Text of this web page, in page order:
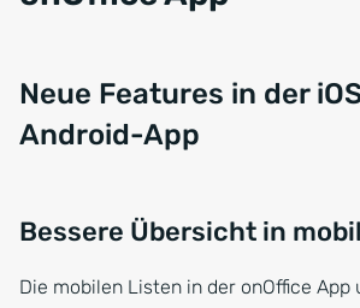
Neue Features in der
Android-App
Bessere Übersicht in
Die mobilen Listen in der onOffice